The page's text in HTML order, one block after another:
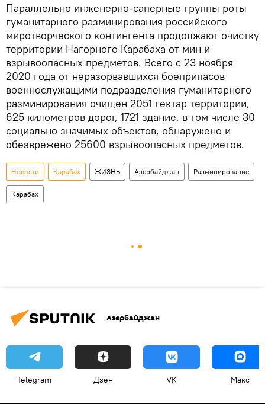
Параллельно инженерно-саперные группы роты
гуманитарного разминирования российского
миротворческого контингента продолжают очистку
территории Нагорного Карабаха от мин и
взрывоопасных предметов. Всего с 23 ноября
2020 года от неразорвавшихся боеприпасов
военнослужащими подразделения гуманитарного
разминирования очищен 2051 гектар территории,
625 километров дорог, 1721 здание, в том числе 30
социально значимых объектов, обнаружено и
обезврежено 25600 взрывоопасных предметов.
Новости Карабах ЖИЗНЬ Азербайджан Разминирование
Карабах
Азербайджан
Telegram Дзен VK Макс